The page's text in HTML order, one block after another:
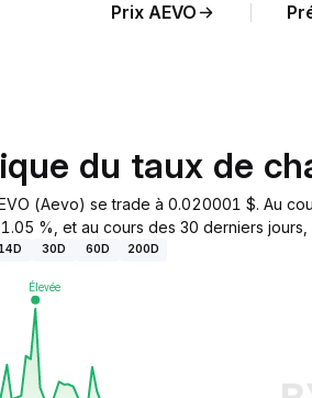
Prix AEVO
du taux de
(Aevo) se trade à 0.020001 $. Au
%, et au cours des 30 derniers
30D 60D 200D